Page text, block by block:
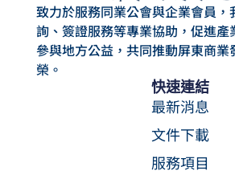
致力於服務同業公會與企業會員，
詢、簽證服務等專業協助，促進產
參與地方公益，共同推動屏東商業
榮。
快速連結
最新消息
文件下載
服務項目